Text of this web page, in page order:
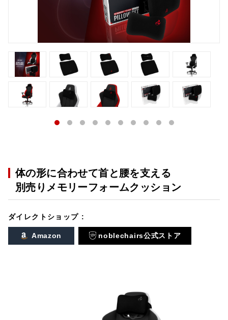
体の形に合わせて首と腰を支える
別売りメモリーフォームクッション
ダイレクトショップ :
Amazon noblechairs公式ストア